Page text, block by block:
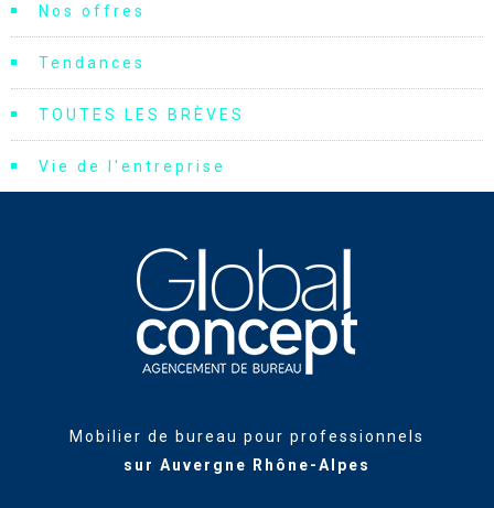
Nos offres
Tendances
TOUTES LES BRÈVES
Vie de l'entreprise
Mobilier de bureau pour professionnels
sur Auvergne Rhône-Alpes